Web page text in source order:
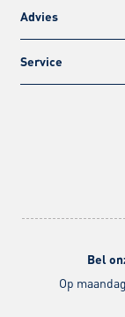
Advies
Service
Bel
Op